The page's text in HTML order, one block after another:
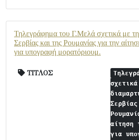
Τηλεγράφημα του Γ.Μελά σχετικά με τη
Σερβίας και της Ρουμανίας για την
για υπογραφή μορατόριουμ.
ΤΙΤΛΟΣ
αίτηση
για